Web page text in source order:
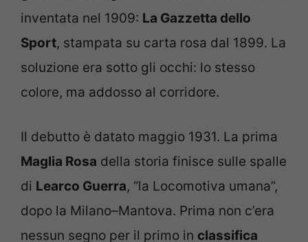
inventata nel 1909: La Gazzetta dello
Sport, stampata su carta rosa dal 1899. La
soluzione era sotto gli occhi: lo stesso
colore, ma addosso al corridore.
Il debutto è datato maggio 1931. La prima
Maglia Rosa della storia finisce sulle spalle
di Learco Guerra, “la Locomotiva umana”,
dopo la Milano–Mantova. Prima non c’era
nessun segno per il primo in classifica